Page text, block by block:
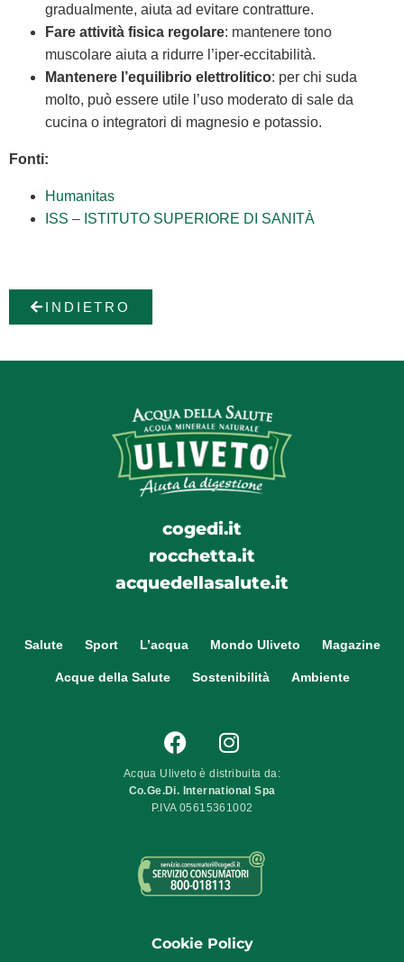
gradualmente, aiuta ad evitare contratture.
Fare attività fisica regolare: mantenere tono
muscolare aiuta a ridurre l’iper‑eccitabilità.
Mantenere l’equilibrio elettrolitico: per chi suda
molto, può essere utile l’uso moderato di sale da
cucina o integratori di magnesio e potassio.
Fonti:
Humanitas
ISS – ISTITUTO SUPERIORE DI SANITÀ
INDIETRO
cogedi.it
rocchetta.it
acquedellasalute.it
Salute Sport L’acqua Mondo Uliveto Magazine
Acque della Salute Sostenibilità Ambiente
Acqua Uliveto è distribuita da:
Co.Ge.Di. International Spa
P.IVA 05615361002
Cookie Policy